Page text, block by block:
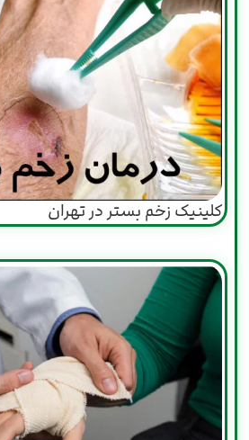
کلینیک زخم بستر در تهران